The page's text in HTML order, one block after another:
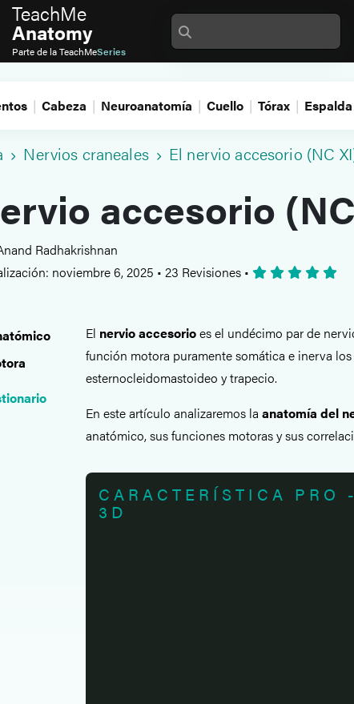
TeachMe
Anatomy
Parte de laTeachMeSeries
Cabeza Neuroanatomía Cuello Tórax Espalda
Nervios craneales El nervio accesorio (NC
accesorio
Radhakrishnan
noviembre 6, 2025 • 23 Revisiones •
El nervio accesorioes el undécimo par de
función motora puramente somática e inerva
esternocleidomastoideo y trapecio.
En este artículo analizaremos la anatomía del
anatómico, sus funciones motoras y sus
CARACTERÍSTICA PRO
3D